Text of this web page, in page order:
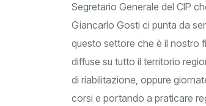
Segretario Generale del CIP
Giancarlo Gosti ci punta da
questo settore che è il nostro
diffuse su tutto il territorio
di riabilitazione, oppure
corsi e portando a praticare